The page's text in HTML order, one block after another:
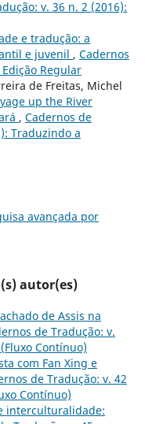
v. 36 n. 2 (2016):
e tradução: a
e juvenil , Cadernos
Regular
de Freitas, Michel
up the River
, Cadernos de
Traduzindo a
avançada por
autor(es)
de Assis na
de Tradução: v.
Contínuo)
com Fan Xing e
de Tradução: v. 42
Contínuo)
interculturalidade: